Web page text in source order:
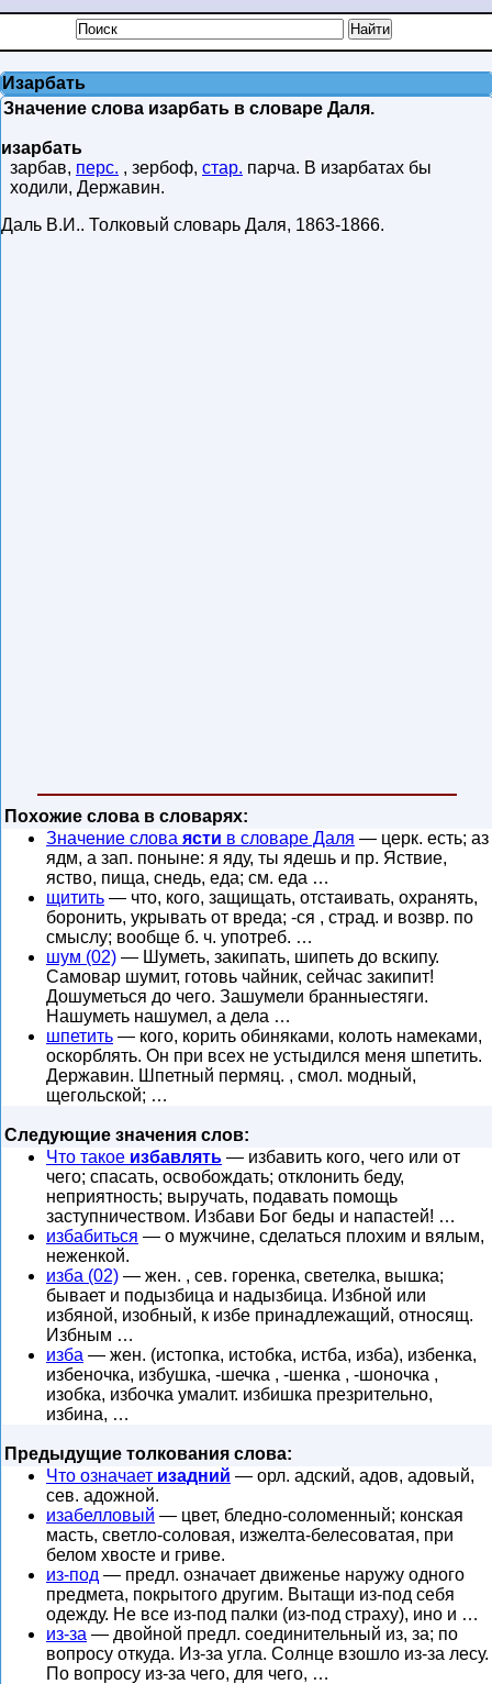
Изарбать
Значение слова изарбать в словаре Даля.
изарбать
зарбав, перс. , зербоф, стар. парча. В изарбатах бы
ходили, Державин.
Даль В.И.. Толковый словарь Даля, 1863-1866.
Похожие слова в словарях:
Значение слова ясти в словаре Даля — церк. есть; аз
ядм, а зап. поныне: я яду, ты ядешь и пр. Яствие,
яство, пища, снедь, еда; см. еда …
щитить — что, кого, защищать, отстаивать, охранять,
боронить, укрывать от вреда; -ся , страд. и возвр. по
смыслу; вообще б. ч. употреб. …
шум (02) — Шуметь, закипать, шипеть до вскипу.
Самовар шумит, готовь чайник, сейчас закипит!
Дошуметься до чего. Зашумели бранныестяги.
Нашуметь нашумел, а дела …
шпетить — кого, корить обиняками, колоть намеками,
оскорблять. Он при всех не устыдился меня шпетить.
Державин. Шпетный пермяц. , смол. модный,
щегольской; …
Следующие значения слов:
Что такое избавлять — избавить кого, чего или от
чего; спасать, освобождать; отклонить беду,
неприятность; выручать, подавать помощь
заступничеством. Избави Бог беды и напастей! …
избабиться — о мужчине, сделаться плохим и вялым,
неженкой.
изба (02) — жен. , сев. горенка, светелка, вышка;
бывает и подызбица и надызбица. Избной или
избяной, изобный, к избе принадлежащий, относящ.
Избным …
изба — жен. (истопка, истобка, истба, изба), избенка,
избеночка, избушка, -шечка , -шенка , -шоночка ,
изобка, избочка умалит. избишка презрительно,
избина, …
Предыдущие толкования слова:
Что означает изадний — орл. адский, адов, адовый,
сев. адожной.
изабелловый — цвет, бледно-соломенный; конская
масть, светло-соловая, изжелта-белесоватая, при
белом хвосте и гриве.
из-под — предл. означает движенье наружу одного
предмета, покрытого другим. Вытащи из-под себя
одежду. Не все из-под палки (из-под страху), ино и …
из-за — двойной предл. соединительный из, за; по
вопросу откуда. Из-за угла. Солнце взошло из-за лесу.
По вопросу из-за чего, для чего, …